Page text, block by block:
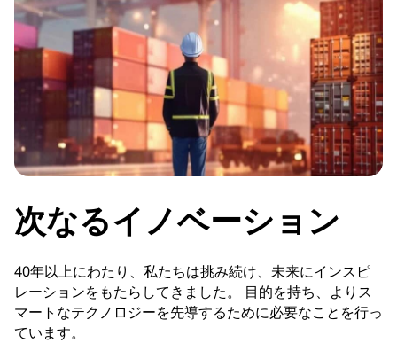
次なるイノベーション
40年以上にわたり、私たちは挑み続け、未来にインスピ
レーションをもたらしてきました。 目的を持ち、よりス
マートなテクノロジーを先導するために必要なことを行っ
ています。